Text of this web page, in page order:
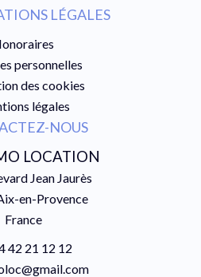
LÉGALES
personnelles
des cookies
légales
NOUS
LOCATION
Jean Jaurès
en-Provence
France
42 21 12 12